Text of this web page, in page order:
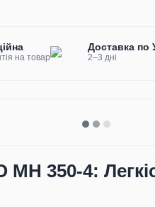
на товар
Доставка по
2–3 дні
350-4: